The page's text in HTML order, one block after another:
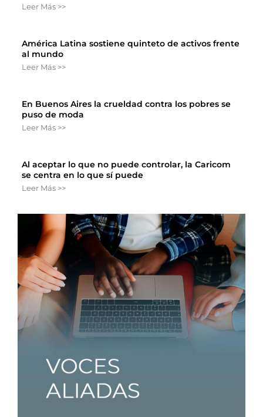
Leer Más >>
América Latina sostiene quinteto de activos frente
al mundo
Leer Más >>
En Buenos Aires la crueldad contra los pobres se
puso de moda
Leer Más >>
Al aceptar lo que no puede controlar, la Caricom
se centra en lo que sí puede
Leer Más >>